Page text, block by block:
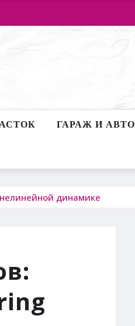
ГАРАЖ И АВТО
динамике